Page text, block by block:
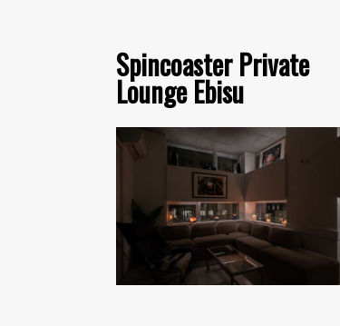
Spincoaster Private
Lounge Ebisu